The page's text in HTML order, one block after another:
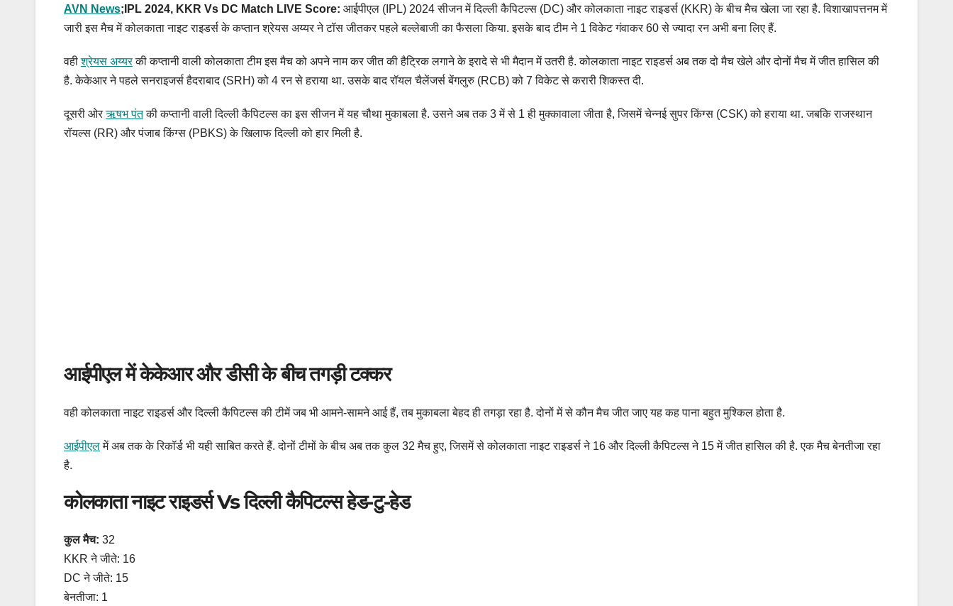
AVN News;IPL 2024, KKR Vs DC Match LIVE Score: आईपीएल (IPL) 2024 सीजन में दिल्ली कैपिटल्स (DC) और कोलकाता नाइट राइडर्स (KKR) के बीच मैच खेला जा रहा है. विशाखापत्तनम में
जारी इस मैच में कोलकाता नाइट राइडर्स के कप्तान श्रेयस अय्यर ने टॉस जीतकर पहले बल्लेबाजी का फैसला किया. इसके बाद टीम ने 1 विकेट गंवाकर 60 से ज्यादा रन अभी बना लिए हैं.
वहीश्रेयस अय्यरकी कप्तानी वाली कोलकाता टीम इस मैच को अपने नाम कर जीत की हैट्रिक लगाने के इरादे से भी मैदान में उतरी है. कोलकाता नाइट राइडर्स अब तक दो मैच खेले और दोनों मैच में जीत हासिल की
है. केकेआर ने पहले सनराइजर्स हैदराबाद (SRH) को 4 रन से हराया था. उसके बाद रॉयल चैलेंजर्स बेंगलुरु (RCB) को 7 विकेट से करारी शिकस्त दी.
दूसरी ओरऋषभ पंतकी कप्तानी वाली दिल्ली कैपिटल्स का इस सीजन में यह चौथा मुकाबला है. उसने अब तक 3 में से 1 ही मुक्कावाला जीता है, जिसमें चेन्नई सुपर किंग्स (CSK) को हराया था. जबकि राजस्थान
रॉयल्स (RR) और पंजाब किंग्स (PBKS) के खिलाफ दिल्ली को हार मिली है.
आईपीएल में केकेआर और डीसी के बीच तगड़ी टक्कर
वही कोलकाता नाइट राइडर्स और दिल्ली कैपिटल्स की टीमें जब भी आमने-सामने आई हैं, तब मुकाबला बेहद ही तगड़ा रहा है. दोनों में से कौन मैच जीत जाए यह कह पाना बहुत मुश्किल होता है.
आईपीएलमें अब तक के रिकॉर्ड भी यही साबित करते हैं. दोनों टीमों के बीच अब तक कुल 32 मैच हुए, जिसमें से कोलकाता नाइट राइडर्स ने 16 और दिल्ली कैपिटल्स ने 15 में जीत हासिल की है. एक मैच बेनतीजा रहा
है.
कोलकाता नाइट राइडर्स Vs दिल्ली कैपिटल्स हेड-टु-हेड
कुल मैच: 32
KKR ने जीते: 16
DC ने जीते: 15
बेनतीजा: 1